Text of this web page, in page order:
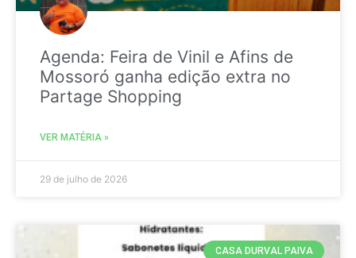
Agenda: Feira de Vinil e Afins de
Mossoró ganha edição extra no
Partage Shopping
VER MATÉRIA »
29 de julho de 2026
CASA DURVAL PAIVA